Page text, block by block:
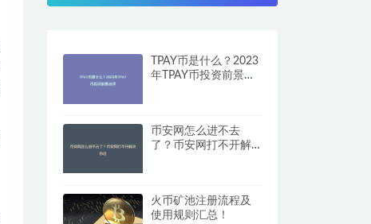
TPAY币是什么？2023
年TPAY币投资前景点
币安网怎么进不去
了？币安网打不开解
火币矿池注册流程及
使用规则汇总！